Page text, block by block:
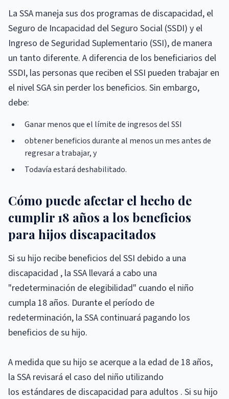
La SSA maneja sus dos programas de discapacidad, el
Seguro de Incapacidad del Seguro Social (SSDI) y el
Ingreso de Seguridad Suplementario (SSI), de manera
un tanto diferente. A diferencia de los beneficiarios del
SSDI, las personas que reciben el SSI pueden trabajar en
el nivel SGA sin perder los beneficios. Sin embargo,
debe:
Ganar menos que el límite de ingresos del SSI
obtener beneficios durante al menos un mes antes de
regresar a trabajar, y
Todavía estará deshabilitado.
Cómo puede afectar el hecho de
cumplir 18 años a los beneficios
para hijos discapacitados
Si su hijo recibe beneficios del SSI debido a una
discapacidad , la SSA llevará a cabo una
"redeterminación de elegibilidad" cuando el niño
cumpla 18 años. Durante el período de
redeterminación, la SSA continuará pagando los
beneficios de su hijo.
A medida que su hijo se acerque a la edad de 18 años,
la SSA revisará el caso del niño utilizando
los estándares de discapacidad para adultos . Si su hijo